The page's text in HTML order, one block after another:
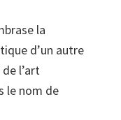
la
d’un autre
l’art
le nom de